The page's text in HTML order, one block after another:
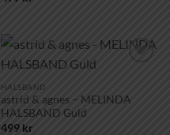
HALSBAND
astrid & agnes – MELINDA
HALSBAND Guld
499 kr